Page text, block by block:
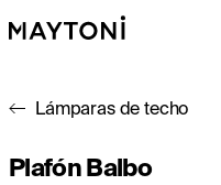
Lámparas de techo
Plafón Balbo